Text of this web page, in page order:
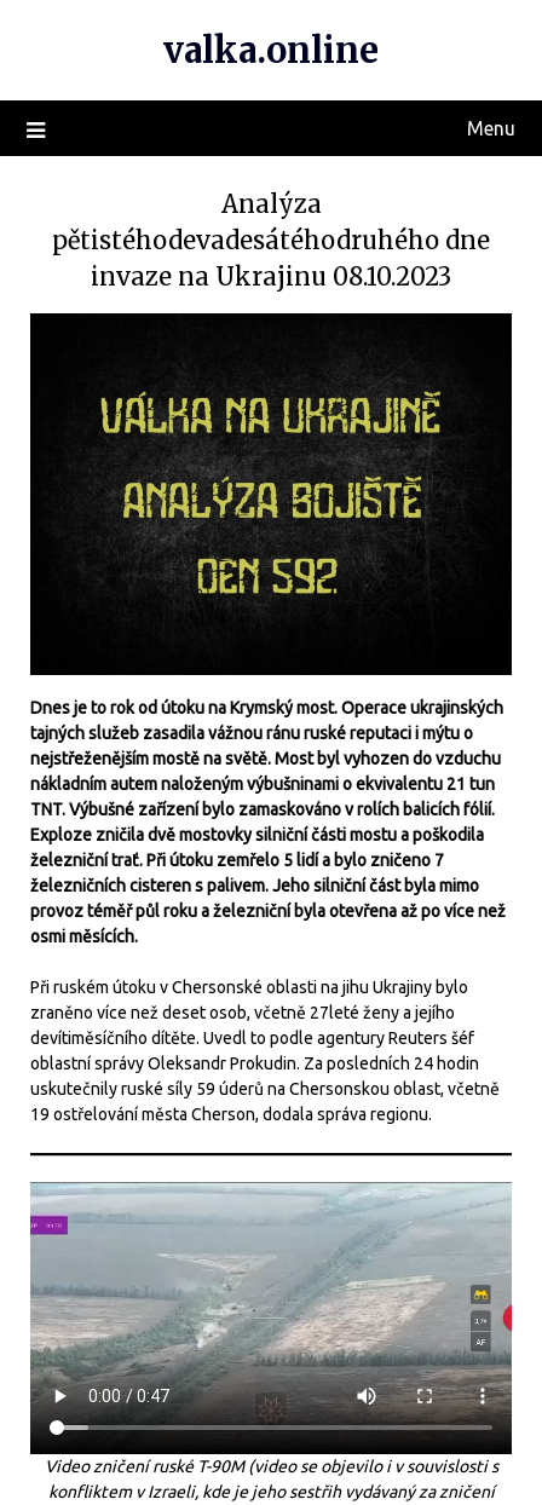
valka.online
Menu
Analýza
pětistéhodevadesátéhodruhého dne
invaze na Ukrajinu 08.10.2023
Dnes je to rok od útoku na Krymský most. Operace ukrajinských
tajných služeb zasadila vážnou ránu ruské reputaci i mýtu o
nejstřeženějším mostě na světě. Most byl vyhozen do vzduchu
nákladním autem naloženým výbušninami o ekvivalentu 21 tun
TNT. Výbušné zařízení bylo zamaskováno v rolích balicích fólií.
Exploze zničila dvě mostovky silniční části mostu a poškodila
železniční trať. Při útoku zemřelo 5 lidí a bylo zničeno 7
železničních cisteren s palivem. Jeho silniční část byla mimo
provoz téměř půl roku a železniční byla otevřena až po více než
osmi měsících.
Při ruském útoku v Chersonské oblasti na jihu Ukrajiny bylo
zraněno více než deset osob, včetně 27leté ženy a jejího
devítiměsíčního dítěte. Uvedl to podle agentury Reuters šéf
oblastní správy Oleksandr Prokudin. Za posledních 24 hodin
uskutečnily ruské síly 59 úderů na Chersonskou oblast, včetně
19 ostřelování města Cherson, dodala správa regionu.
Video zničení ruské T-90M (video se objevilo i v souvislosti s
konfliktem v Izraeli, kde je jeho sestřih vydávaný za zničení